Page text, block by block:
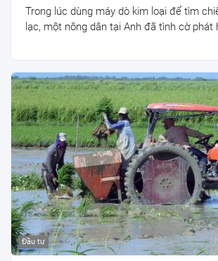
Trong lúc dùng máy dò kim loại để tìm
lạc, một nông dân tại Anh đã tình cờ phát
Đầu tư